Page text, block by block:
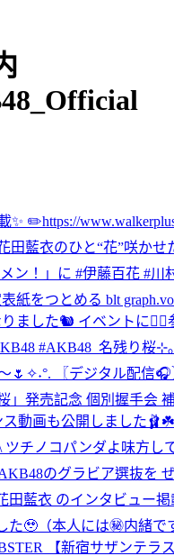
✨ ✏️https://
藍衣のひと“花”咲か
ン！」に #伊藤百花 #
限定表紙をつとめる blt
ました🐿 イベントに
#AKB48_名残り桜⊹
〖デジタル配信🎧
」発売記念 個別握手会
動画も公開しました
ツチノコパンダよ味方し
のグラビア選抜を
藍衣 のインタビュー掲
🥹（本人には㊙️内緒
【新宿サザンテラ